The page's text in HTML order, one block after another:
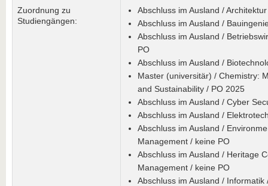
Zuordnung zu
Studiengängen:
Abschluss im Ausland /
Abschluss im Ausland /
Abschluss im Ausland /
PO
Abschluss im Ausland /
Master (universitär) / Chemistry:
and Sustainability / PO 2025
Abschluss im Ausland / Cyber
Abschluss im Ausland /
Abschluss im Ausland /
Management / keine PO
Abschluss im Ausland / Heritage
Management / keine PO
Abschluss im Ausland / Informatik